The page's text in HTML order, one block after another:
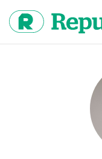
continut